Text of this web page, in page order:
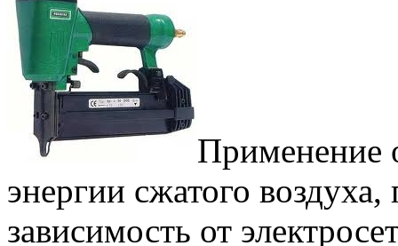
Применение
энергии сжатого
зависимость от